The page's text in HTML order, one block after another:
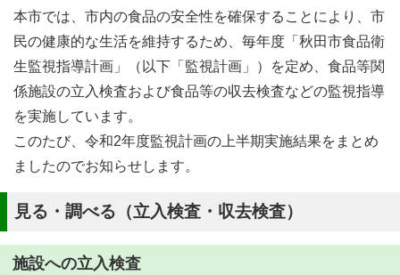
本市では、市内の食品の安全性を確保することにより、市
民の健康的な生活を維持するため、毎年度「秋田市食品衛
生監視指導計画」（以下「監視計画」）を定め、食品等関
係施設の立入検査および食品等の収去検査などの監視指導
を実施しています。
このたび、令和2年度監視計画の上半期実施結果をまとめ
ましたのでお知らせします。
見る・調べる（立入検査・収去検査）
施設への立入検査